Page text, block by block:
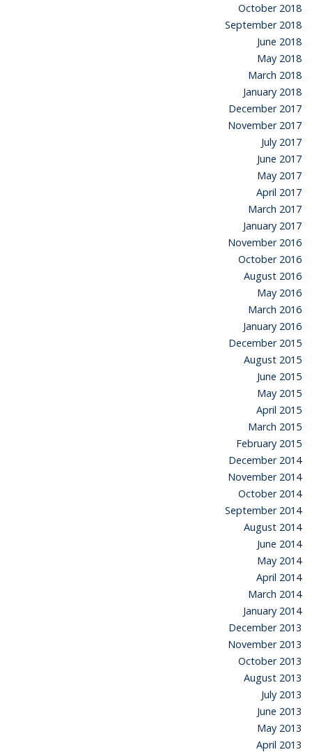
October 2018
September 2018
June 2018
May 2018
March 2018
January 2018
December 2017
November 2017
July 2017
June 2017
May 2017
April 2017
March 2017
January 2017
November 2016
October 2016
August 2016
May 2016
March 2016
January 2016
December 2015
August 2015
June 2015
May 2015
April 2015
March 2015
February 2015
December 2014
November 2014
October 2014
September 2014
August 2014
June 2014
May 2014
April 2014
March 2014
January 2014
December 2013
November 2013
October 2013
August 2013
July 2013
June 2013
May 2013
April 2013